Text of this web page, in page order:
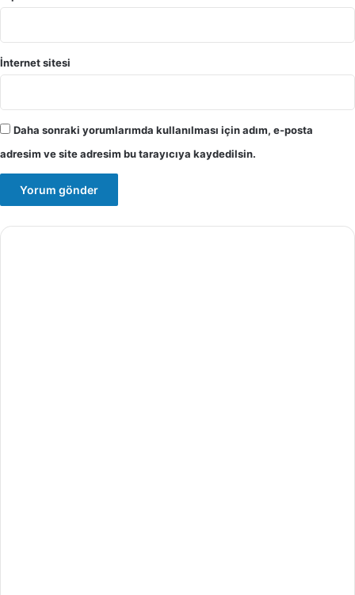
İnternet sitesi
Daha sonraki yorumlarımda kullanılması için adım, e-posta
adresim ve site adresim bu tarayıcıya kaydedilsin.